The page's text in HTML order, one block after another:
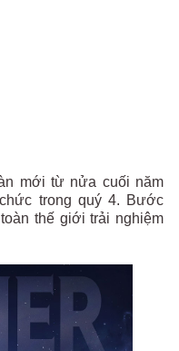
mới từ nửa cuối năm
trong quý 4. Bước
thế giới trải nghiệm